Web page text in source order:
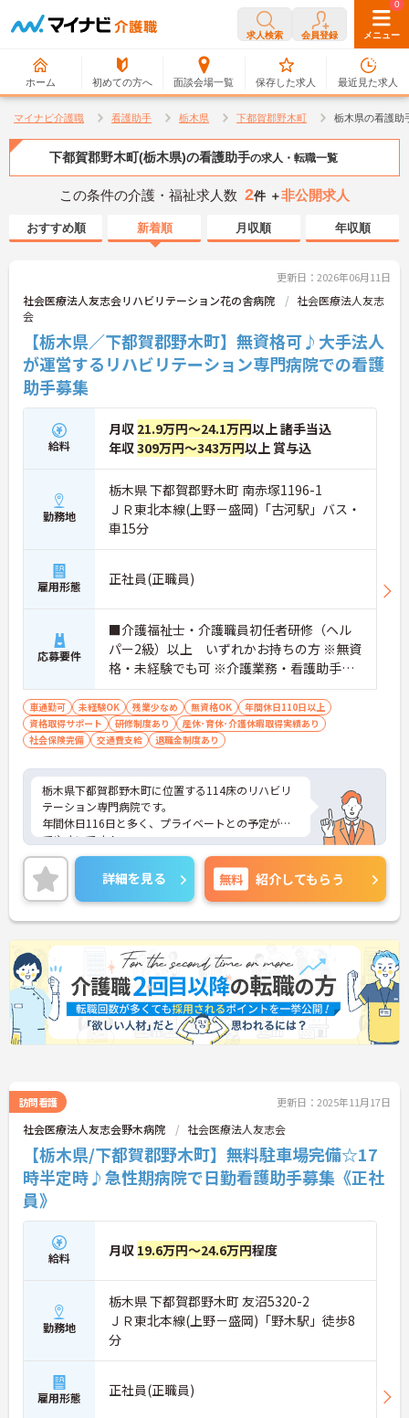
求人検索 会員登録 メニュー
ホーム 初めての方へ 面談会場一覧
0
保存した求人
0
最近見た求人
マイナビ介護職 看護助手 栃木県 下都賀郡野木町 栃木県の看護助
下都賀郡野木町(栃木県)の看護助手の求人・転職一覧
この条件の介護・福祉求人数 2件 ＋非公開求人
おすすめ順 新着順 月収順 年収順
更新日：2026年06月11日
社会医療法人友志会リハビリテーション花の舎病院
社会医療法人友志
会
【栃木県／下都賀郡野木町】無資格可♪大手法人
が運営するリハビリテーション専門病院での看護
助手募集
給料
月収 21.9万円～24.1万円以上 諸手当込
年収309万円～343万円以上 賞与込
勤務地
栃木県 下都賀郡野木町 南赤塚1196-1
ＪＲ東北本線(上野－盛岡)「古河駅」バス・
車15分
雇用形態 正社員(正職員)
応募要件
■介護福祉士・介護職員初任者研修（ヘル
パー2級）以上 いずれかお持ちの方 ※無資
格・未経験でも可 ※介護業務・看護助手経
験者 優遇
車通勤可 未経験OK 残業少なめ 無資格OK
年間休日110日以上
資格取得サポート
研修制度あり
産休･育休･介護休暇取得実績あり
社会保険完備
交通費支給 退職金制度あり
栃木県下都賀郡野木町に位置する114床のリハビリ
テーション専門病院です。
年間休日116日と多く、プライベートとの予定が立
てやすいです！
また賞与3.50ヶ月実績と頑張りをきちんと評価して
くださいます。
ご興味のある方はお気軽にお問い合わせ下さい。
詳細を見る 無料 紹介してもらう
訪問看護 更新日：2025年11月17日
社会医療法人友志会野木病院 社会医療法人友志会
【栃木県/下都賀郡野木町】無料駐車場完備☆17
時半定時♪急性期病院で日勤看護助手募集《正社
員》
給料 月収 19.6万円～24.6万円程度
勤務地
栃木県 下都賀郡野木町 友沼5320-2
ＪＲ東北本線(上野－盛岡)「野木駅」徒歩8
分
雇用形態 正社員(正職員)